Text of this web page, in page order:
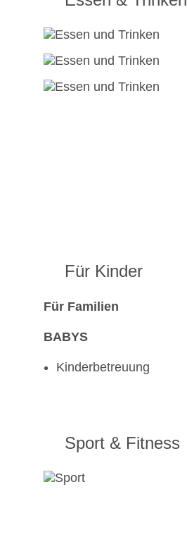
Für Kinder
Für Familien
BABYS
Kinderbetreuung
Sport & Fitness